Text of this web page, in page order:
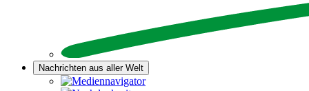
Nachrichten aus aller Welt